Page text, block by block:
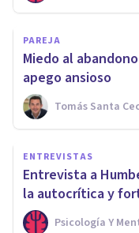
PAREJA
Miedo al
apego ansioso
Tomás Santa
ENTREVISTAS
Entrevista a
la autocrítica y
Psicología Y